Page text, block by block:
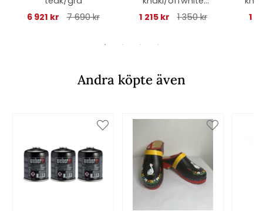
6 921 kr
7 690 kr
textilene
1 215 kr 1 350 kr
1
Andra köpte även